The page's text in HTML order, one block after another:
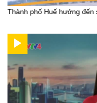
Thành phố Huế hướng đến